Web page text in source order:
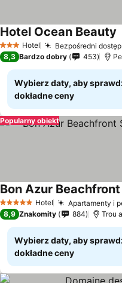
3 Kategoria
Hotel Bezpośredni
Hotel Ocean Beauty
8,3 Bardzo dobry 453
Wybierz daty, aby
dokładne ceny
Popularny obiekt
5 KategoriaHotel Apartamenty i
8,9 Znakomity 884 Trou
Wybierz daty, aby
dokładne ceny